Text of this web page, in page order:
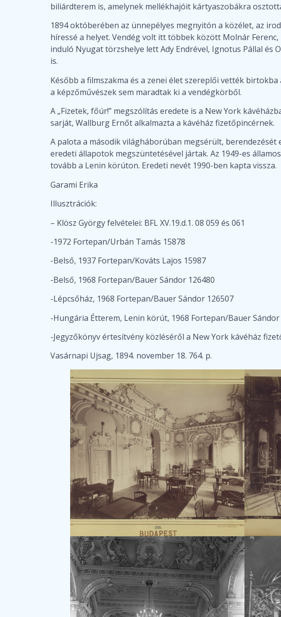
biliárdterem is, amelynek mellékhajóit kártyaszobákra
1894 októberében az ünnepélyes megnyitón a közélet, az
híressé a helyet. Vendég volt itt többek között Molnár
induló Nyugat törzshelye lett Ady Endrével, Ignotus Pállal és
is.
Később a filmszakma és a zenei élet szereplői vették
a képzőművészek sem maradtak ki a vendégkörből.
A „Fizetek, főúr!” megszólítás eredete is a New York
sarját, Wallburg Ernőt alkalmazta a kávéház fizetőpincérnek.
A palota a második világháborúban megsérült,
eredeti állapotok megszüntetésével jártak. Az 1949-es
tovább a Lenin körúton. Eredeti nevét 1990-ben kapta vissza.
Garami Erika
Illusztrációk:
– Klösz György felvételei: BFL XV.19.d.1. 08 059 és 061
-1972 Fortepan/Urbán Tamás 15878
-Belső, 1937 Fortepan/Kováts Lajos 15987
-Belső, 1968 Fortepan/Bauer Sándor 126480
-Lépcsőház, 1968 Fortepan/Bauer Sándor 126507
-Hungária Étterem, Lenin körút, 1968 Fortepan/Bauer Sándor
-Jegyzőkönyv értesítvény közléséről a New York kávéház
Vasárnapi Ujsag, 1894. november 18. 764. p.